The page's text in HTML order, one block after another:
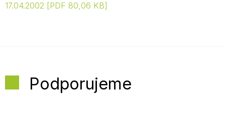
17.04.2002
PDF 80,06 KB
Podporujeme